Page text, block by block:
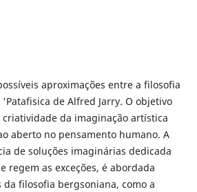
aproximações entre a filosofia
de Alfred Jarry. O objetivo
da imaginação artística
aberto no pensamento humano. A
de soluções imaginárias dedicada
regem as exceções, é abordada
da filosofia bergsoniana, como a